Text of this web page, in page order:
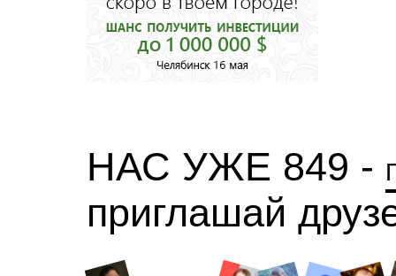
НАС УЖЕ 849 -
приглашай